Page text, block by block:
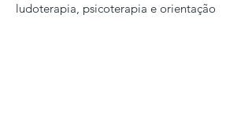
ludoterapia, psicoterapia e orientação